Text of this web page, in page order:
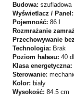
Budowa: szufladowa
Wyświetlacz / Panel:
Pojemność: 86 l
Rozmrażanie
Przechowywanie
Technologia: Brak
Poziom hałasu: 40
Klasa energetyczna:
Sterowanie:
Kolor: biały
Wysokość: 84.5 cm